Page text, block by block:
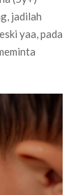
jadilah
yaa, pada